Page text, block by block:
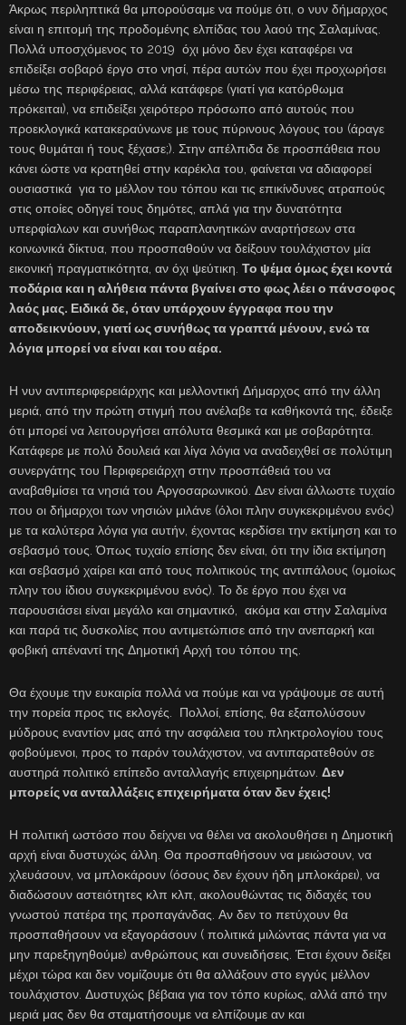
Άκρως περιληπτικά θα μπορούσαμε να πούμε ότι, ο νυν δήμαρχος
είναι η επιτομή της προδομένης ελπίδας του λαού της Σαλαμίνας.
Πολλά υποσχόμενος το 2019 όχι μόνο δεν έχει καταφέρει να
επιδείξει σοβαρό έργο στο νησί, πέρα αυτών που έχει προχωρήσει
μέσω της περιφέρειας, αλλά κατάφερε (γιατί για κατόρθωμα
πρόκειται), να επιδείξει χειρότερο πρόσωπο από αυτούς που
προεκλογικά κατακεραύνωνε με τους πύρινους λόγους του (άραγε
τους θυμάται ή τους ξέχασε;). Στην απέλπιδα δε προσπάθεια που
κάνει ώστε να κρατηθεί στην καρέκλα του, φαίνεται να αδιαφορεί
ουσιαστικά για το μέλλον του τόπου και τις επικίνδυνες ατραπούς
στις οποίες οδηγεί τους δημότες, απλά για την δυνατότητα
υπερφίαλων και συνήθως παραπλανητικών αναρτήσεων στα
κοινωνικά δίκτυα, που προσπαθούν να δείξουν τουλάχιστον μία
εικονική πραγματικότητα, αν όχι ψεύτικη. Το ψέμα όμως έχει κοντά
ποδάρια και η αλήθεια πάντα βγαίνει στο φως λέει ο πάνσοφος
λαός μας. Ειδικά δε, όταν υπάρχουν έγγραφα που την
αποδεικνύουν, γιατί ως συνήθως τα γραπτά μένουν, ενώ τα
λόγια μπορεί να είναι και του αέρα.
Η νυν αντιπεριφερειάρχης και μελλοντική Δήμαρχος από την άλλη
μεριά, από την πρώτη στιγμή που ανέλαβε τα καθήκοντά της, έδειξε
ότι μπορεί να λειτουργήσει απόλυτα θεσμικά και με σοβαρότητα.
Κατάφερε με πολύ δουλειά και λίγα λόγια να αναδειχθεί σε πολύτιμη
συνεργάτης του Περιφερειάρχη στην προσπάθειά του να
αναβαθμίσει τα νησιά του Αργοσαρωνικού. Δεν είναι άλλωστε τυχαίο
που οι δήμαρχοι των νησιών μιλάνε (όλοι πλην συγκεκριμένου ενός)
με τα καλύτερα λόγια για αυτήν, έχοντας κερδίσει την εκτίμηση και το
σεβασμό τους. Όπως τυχαίο επίσης δεν είναι, ότι την ίδια εκτίμηση
και σεβασμό χαίρει και από τους πολιτικούς της αντιπάλους (ομοίως
πλην του ίδιου συγκεκριμένου ενός). Το δε έργο που έχει να
παρουσιάσει είναι μεγάλο και σημαντικό, ακόμα και στην Σαλαμίνα
και παρά τις δυσκολίες που αντιμετώπισε από την ανεπαρκή και
φοβική απέναντί της Δημοτική Αρχή του τόπου της.
Θα έχουμε την ευκαιρία πολλά να πούμε και να γράψουμε σε αυτή
την πορεία προς τις εκλογές. Πολλοί, επίσης, θα εξαπολύσουν
μύδρους εναντίον μας από την ασφάλεια του πληκτρολογίου τους
φοβούμενοι, προς το παρόν τουλάχιστον, να αντιπαρατεθούν σε
αυστηρά πολιτικό επίπεδο ανταλλαγής επιχειρημάτων. Δεν
μπορείς να ανταλλάξεις επιχειρήματα όταν δεν έχεις!
Η πολιτική ωστόσο που δείχνει να θέλει να ακολουθήσει η Δημοτική
αρχή είναι δυστυχώς άλλη. Θα προσπαθήσουν να μειώσουν, να
χλευάσουν, να μπλοκάρουν (όσους δεν έχουν ήδη μπλοκάρει), να
διαδώσουν αστειότητες κλπ κλπ, ακολουθώντας τις διδαχές του
γνωστού πατέρα της προπαγάνδας. Αν δεν το πετύχουν θα
προσπαθήσουν να εξαγοράσουν ( πολιτικά μιλώντας πάντα για να
μην παρεξηγηθούμε) ανθρώπους και συνειδήσεις. Έτσι έχουν δείξει
μέχρι τώρα και δεν νομίζουμε ότι θα αλλάξουν στο εγγύς μέλλον
τουλάχιστον. Δυστυχώς βέβαια για τον τόπο κυρίως, αλλά από την
μεριά μας δεν θα σταματήσουμε να ελπίζουμε αν και